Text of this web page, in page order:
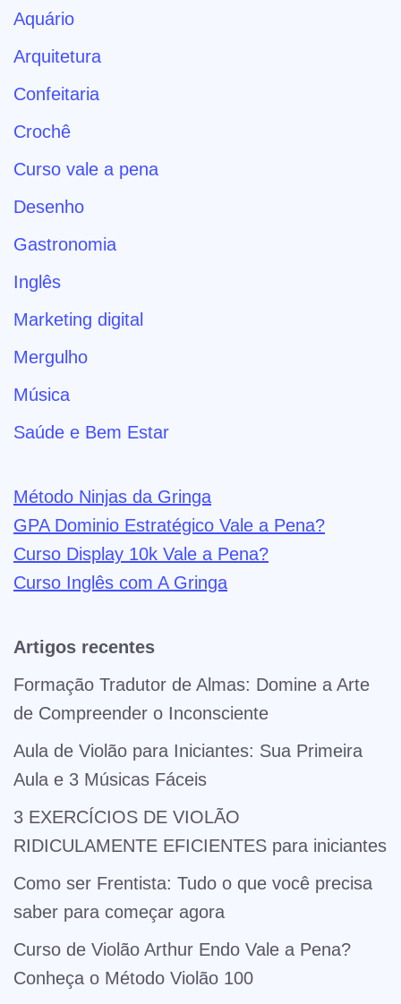
Aquário
Arquitetura
Confeitaria
Crochê
Curso vale a pena
Desenho
Gastronomia
Inglês
Marketing digital
Mergulho
Música
Saúde e Bem Estar
Método Ninjas da Gringa
GPA Dominio Estratégico Vale a Pena?
Curso Display 10k Vale a Pena?
Curso Inglês com A Gringa
Artigos recentes
Formação Tradutor de Almas: Domine a Arte
de Compreender o Inconsciente
Aula de Violão para Iniciantes: Sua Primeira
Aula e 3 Músicas Fáceis
3 EXERCÍCIOS DE VIOLÃO
RIDICULAMENTE EFICIENTES para iniciantes
Como ser Frentista: Tudo o que você precisa
saber para começar agora
Curso de Violão Arthur Endo Vale a Pena?
Conheça o Método Violão 100